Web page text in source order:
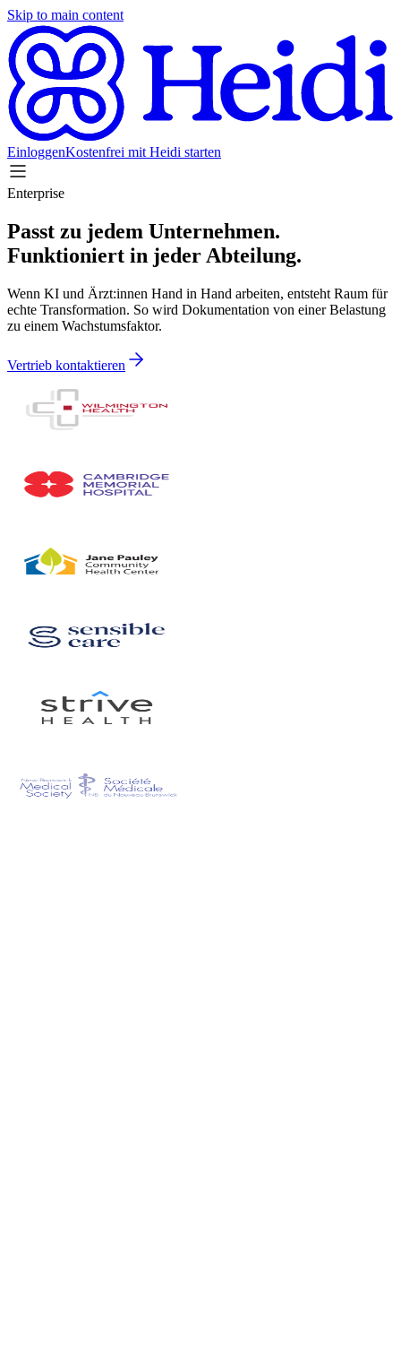
Skip to main content
EinloggenKostenfrei mit Heidi starten
Enterprise
Passt zu jedem Unternehmen.
Funktioniert in jeder Abteilung.
Wenn KI und Ärzt:innen Hand in Hand arbeiten, entsteht Raum für
echte Transformation. So wird Dokumentation von einer Belastung
zu einem Wachstumsfaktor.
Vertrieb kontaktieren